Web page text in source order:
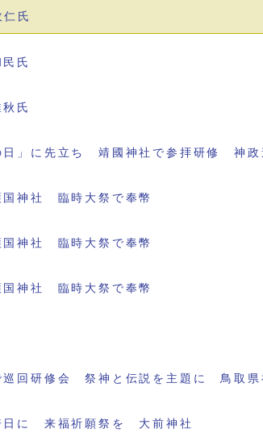
氏
氏
氏
日」に先立ち 靖國神社で参拝研修 神政
国神社 臨時大祭で奉幣
国神社 臨時大祭で奉幣
国神社 臨時大祭で奉幣
巡回研修会 祭神と伝説を主題に 鳥取県
日に 来福祈願祭を 大前神社